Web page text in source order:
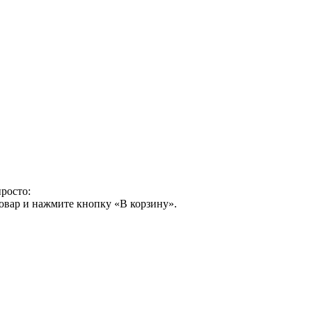
и нажмите кнопку «В корзину».